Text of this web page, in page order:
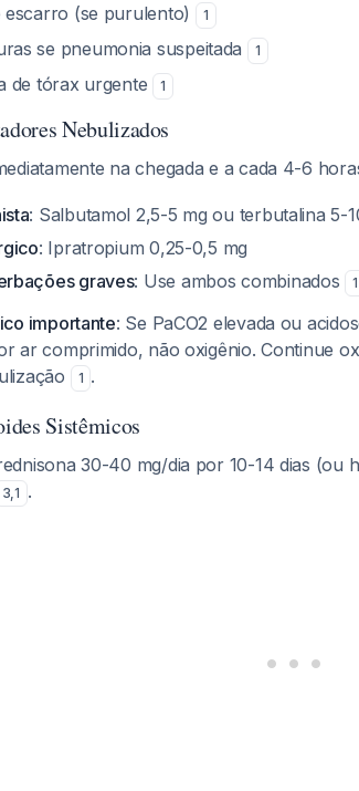
escarro (se purulento) 1
se pneumonia suspeitada 1
de tórax urgente 1
Nebulizados
na chegada e a cada 4-6
: Salbutamol 2,5-5 mg ou terbutalina 5-
: Ipratropium 0,25-0,5 mg
graves: Use ambos combinados 1
importante: Se PaCO2 elevada ou
ar comprimido, não oxigênio. Continue
1 .
Sistêmicos
30-40 mg/dia por 10-14 dias (ou
3,1 .